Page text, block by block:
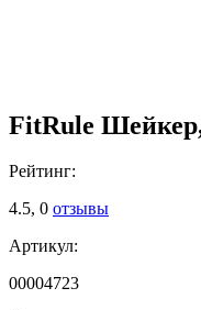
FitRule
Рейтинг:
4.5, 0 отзывы
Артикул:
00004723